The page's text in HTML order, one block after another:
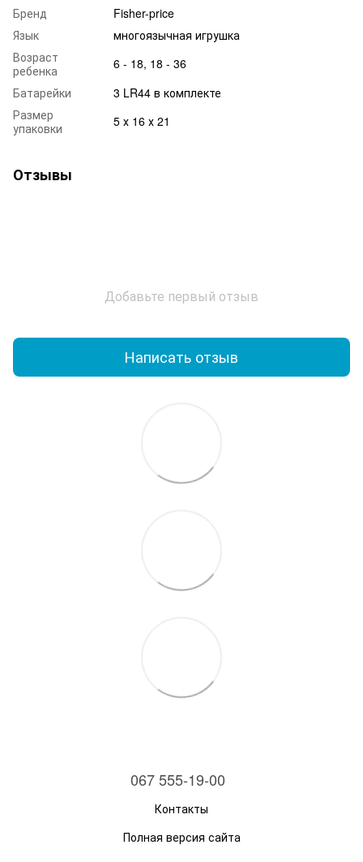
Бренд
Fisher-price
Язык
многоязычная игрушка
Возраст
ребенка
6 - 18, 18 - 36
Батарейки
3 LR44 в комплекте
Размер
упаковки
5 х 16 х 21
Отзывы
Добавьте первый отзыв
Написать отзыв
067 555-19-00
Контакты
Полная версия сайта